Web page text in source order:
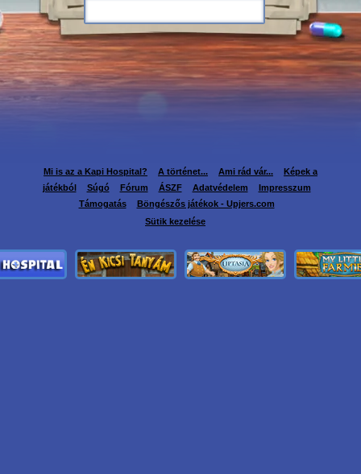
Mi is az a Kapi Hospital? A történet... Ami rád vár...
Képek a
játékból
Súgó Fórum ÁSZF Adatvédelem
Impresszum
Támogatás
Böngészős játékok - Upjers.com
Sütik kezelése